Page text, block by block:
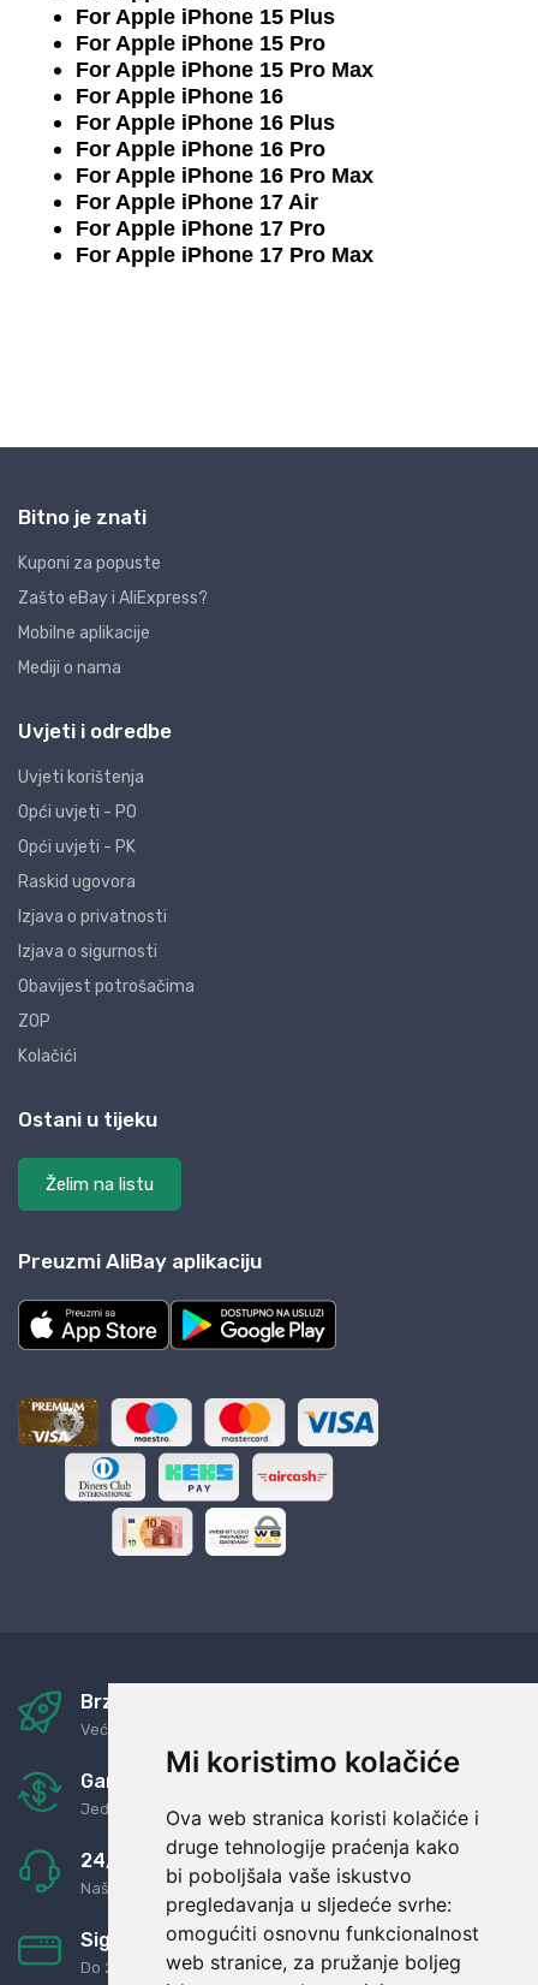
Mi koristimo kolačiće
Ova web stranica koristi kolačiće i
druge tehnologije praćenja kako
bi poboljšala vaše iskustvo
pregledavanja u sljedeće svrhe:
omogućiti osnovnu funkcionalnost
web stranice, za pružanje boljeg
Bitno je znati
Kuponi za popuste
Zašto eBay i AliExpress?
Mobilne aplikacije
Mediji o nama
Uvjeti i odredbe
Uvjeti korištenja
Opći uvjeti - PO
Opći uvjeti - PK
Raskid ugovora
Izjava o privatnosti
Izjava o sigurnosti
Obavijest potrošačima
ZOP
Kolačići
Ostani u tijeku
Želim na listu
Preuzmi AliBay aplikaciju
Brza i sigurna dostava
Već za nekoliko dana kod vas
Garancija u povrat novaca
Jednostavno pravilo: Roba za novac
24/7 odlična podrška
Naši agenti uvijek na raspolaganju
Sigurno obročno plaćanje
Do 24 rata bez kamata